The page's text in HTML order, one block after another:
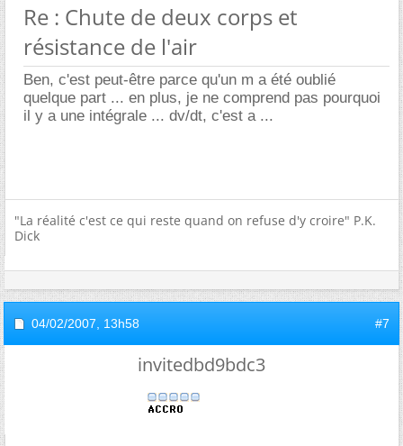
Re : Chute de deux corps et
résistance de l'air
Ben, c'est peut-être parce qu'un m a été oublié
quelque part ... en plus, je ne comprend pas pourquoi
il y a une intégrale ... dv/dt, c'est a ...
"La réalité c'est ce qui reste quand on refuse d'y croire" P.K.
Dick
04/02/2007, 13h58 #7
invitedbd9bdc3